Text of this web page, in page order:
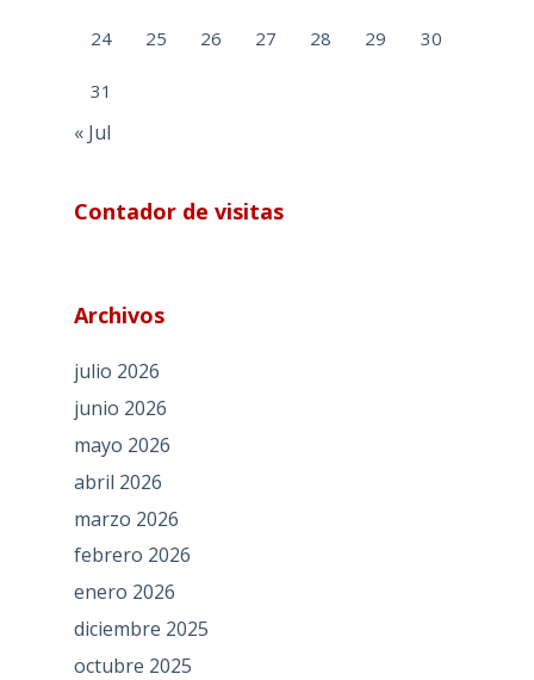
24 25 26 27 28 29 30
31
« Jul
Contador de visitas
Archivos
julio 2026
junio 2026
mayo 2026
abril 2026
marzo 2026
febrero 2026
enero 2026
diciembre 2025
octubre 2025